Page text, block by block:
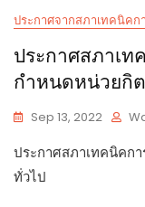
ประกาศจากสภาเทคนิคก
ประกาศสภาเท
กำหนดหน่วยกิ
Sep 13, 2022
ประกาศสภาเทคนิคก
ทั่วไป